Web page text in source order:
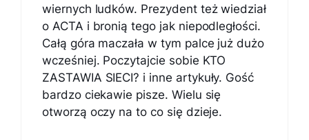
wiernych ludków. Prezydent też wiedział
o ACTA i bronią tego jak niepodległości.
Całą góra maczała w tym palce już dużo
wcześniej. Poczytajcie sobie KTO
ZASTAWIA SIECI? i inne artykuły. Gość
bardzo ciekawie pisze. Wielu się
otworzą oczy na to co się dzieje.